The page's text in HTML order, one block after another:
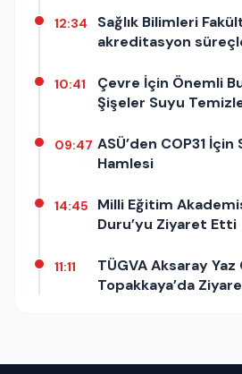
12:34
Sağlık Bilimleri
akreditasyon
10:41
Çevre İçin Önemli
Şişeler Suyu
09:47 ASÜ’den COP31
Hamlesi
14:45
Milli Eğitim
Duru’yu Ziyaret Etti
11:11
TÜGVA Aksaray Yaz
Topakkaya’da